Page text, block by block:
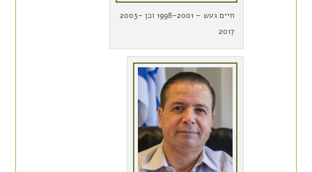
חיים געש – 1998-2001 וכן 2003-
2017